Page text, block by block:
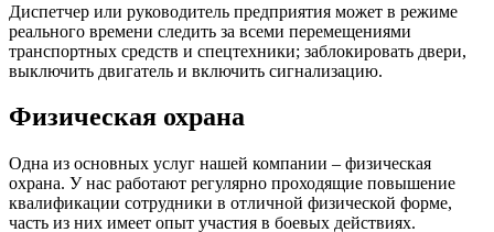
Диспетчер или руководитель предприятия может в режиме
реального времени следить за всеми перемещениями
транспортных средств и спецтехники; заблокировать двери,
выключить двигатель и включить сигнализацию.
Физическая охрана
Одна из основных услуг нашей компании – физическая
охрана. У нас работают регулярно проходящие повышение
квалификации сотрудники в отличной физической форме,
часть из них имеет опыт участия в боевых действиях.